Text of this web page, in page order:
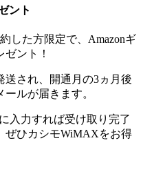
ント
した方限定で、Amazonギ
ント！
送され、開通月の3ヵ月後
ルが届きます。
入力すれば受け取り完了
ぜひカシモWiMAXをお得